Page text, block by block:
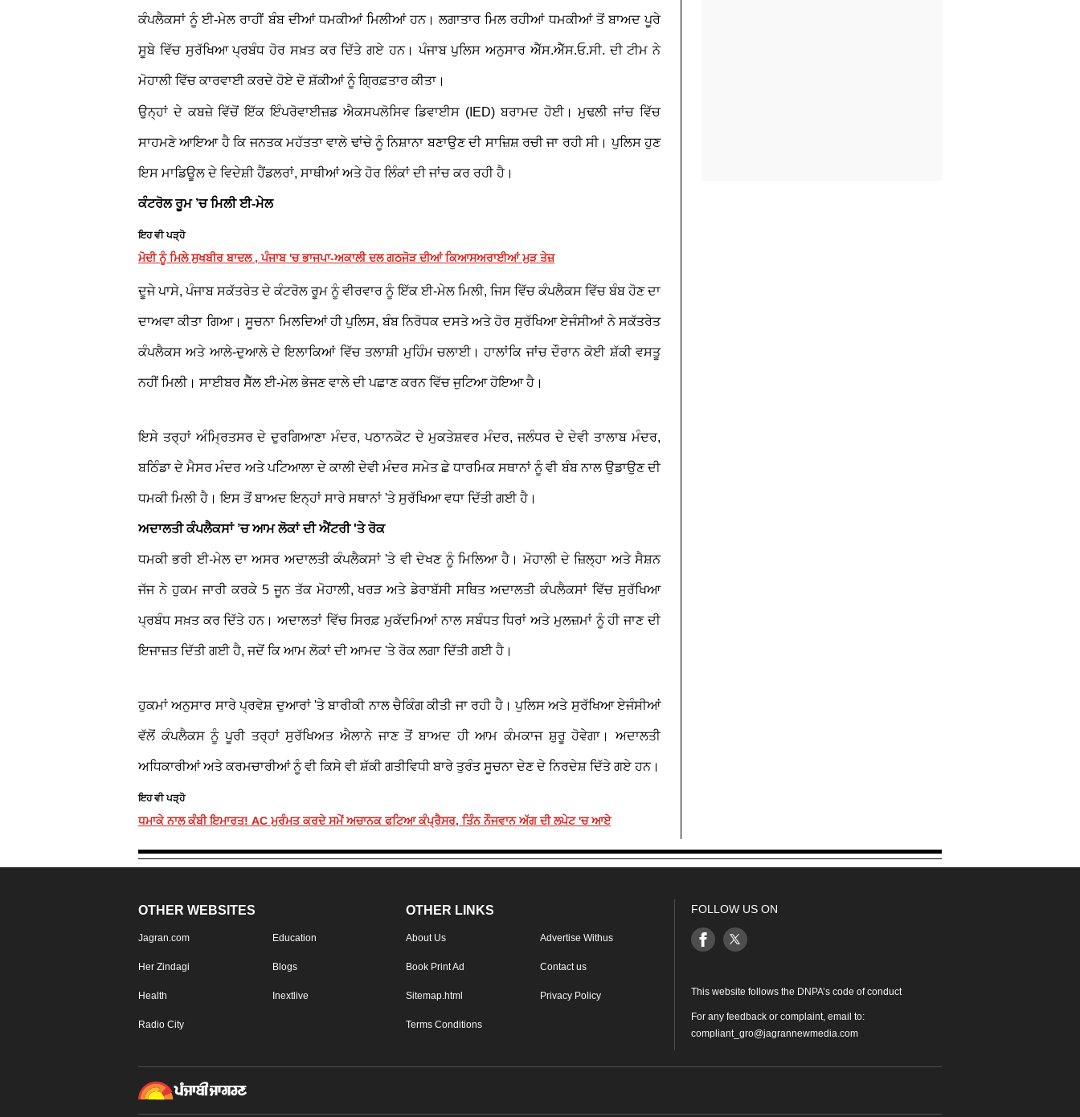
ਕੰਪਲੈਕਸਾਂ ਨੂੰ ਈ-ਮੇਲ ਰਾਹੀਂ ਬੰਬ ਦੀਆਂ ਧਮਕੀਆਂ ਮਿਲੀਆਂ ਹਨ। ਲਗਾਤਾਰ ਮਿਲ ਰਹੀਆਂ ਧਮਕੀਆਂ ਤੋਂ ਬਾਅਦ ਪੂਰੇ
ਸੂਬੇ ਵਿੱਚ ਸੁਰੱਖਿਆ ਪ੍ਰਬੰਧ ਹੋਰ ਸਖ਼ਤ ਕਰ ਦਿੱਤੇ ਗਏ ਹਨ। ਪੰਜਾਬ ਪੁਲਿਸ ਅਨੁਸਾਰ ਐੱਸ.ਐੱਸ.ਓ.ਸੀ. ਦੀ ਟੀਮ ਨੇ
ਮੋਹਾਲੀ ਵਿੱਚ ਕਾਰਵਾਈ ਕਰਦੇ ਹੋਏ ਦੋ ਸ਼ੱਕੀਆਂ ਨੂੰ ਗ੍ਰਿਫ਼ਤਾਰ ਕੀਤਾ।
ਉਨ੍ਹਾਂ ਦੇ ਕਬਜ਼ੇ ਵਿੱਚੋਂ ਇੱਕ ਇੰਪਰੋਵਾਈਜ਼ਡ ਐਕਸਪਲੋਸਿਵ ਡਿਵਾਈਸ (IED) ਬਰਾਮਦ ਹੋਈ। ਮੁਢਲੀ ਜਾਂਚ ਵਿੱਚ
ਸਾਹਮਣੇ ਆਇਆ ਹੈ ਕਿ ਜਨਤਕ ਮਹੱਤਤਾ ਵਾਲੇ ਢਾਂਚੇ ਨੂੰ ਨਿਸ਼ਾਨਾ ਬਣਾਉਣ ਦੀ ਸਾਜ਼ਿਸ਼ ਰਚੀ ਜਾ ਰਹੀ ਸੀ। ਪੁਲਿਸ ਹੁਣ
ਇਸ ਮਾਡਿਊਲ ਦੇ ਵਿਦੇਸ਼ੀ ਹੈਂਡਲਰਾਂ, ਸਾਥੀਆਂ ਅਤੇ ਹੋਰ ਲਿੰਕਾਂ ਦੀ ਜਾਂਚ ਕਰ ਰਹੀ ਹੈ।
ਕੰਟਰੋਲ ਰੂਮ ’ਚ ਮਿਲੀ ਈ-ਮੇਲ
ਇਹ ਵੀ ਪੜ੍ਹੋ
ਮੋਦੀ ਨੂੰ ਮਿਲੇ ਸੁਖਬੀਰ ਬਾਦਲ , ਪੰਜਾਬ 'ਚ ਭਾਜਪਾ-ਅਕਾਲੀ ਦਲ ਗਠਜੋੜ ਦੀਆਂ ਕਿਆਸਅਰਾਈਆਂ ਮੁੜ ਤੇਜ਼
ਦੂਜੇ ਪਾਸੇ, ਪੰਜਾਬ ਸਕੱਤਰੇਤ ਦੇ ਕੰਟਰੋਲ ਰੂਮ ਨੂੰ ਵੀਰਵਾਰ ਨੂੰ ਇੱਕ ਈ-ਮੇਲ ਮਿਲੀ, ਜਿਸ ਵਿੱਚ ਕੰਪਲੈਕਸ ਵਿੱਚ ਬੰਬ ਹੋਣ ਦਾ
ਦਾਅਵਾ ਕੀਤਾ ਗਿਆ। ਸੂਚਨਾ ਮਿਲਦਿਆਂ ਹੀ ਪੁਲਿਸ, ਬੰਬ ਨਿਰੋਧਕ ਦਸਤੇ ਅਤੇ ਹੋਰ ਸੁਰੱਖਿਆ ਏਜੰਸੀਆਂ ਨੇ ਸਕੱਤਰੇਤ
ਕੰਪਲੈਕਸ ਅਤੇ ਆਲੇ-ਦੁਆਲੇ ਦੇ ਇਲਾਕਿਆਂ ਵਿੱਚ ਤਲਾਸ਼ੀ ਮੁਹਿੰਮ ਚਲਾਈ। ਹਾਲਾਂਕਿ ਜਾਂਚ ਦੌਰਾਨ ਕੋਈ ਸ਼ੱਕੀ ਵਸਤੂ
ਨਹੀਂ ਮਿਲੀ। ਸਾਈਬਰ ਸੈੱਲ ਈ-ਮੇਲ ਭੇਜਣ ਵਾਲੇ ਦੀ ਪਛਾਣ ਕਰਨ ਵਿੱਚ ਜੁਟਿਆ ਹੋਇਆ ਹੈ।
ਇਸੇ ਤਰ੍ਹਾਂ ਅੰਮ੍ਰਿਤਸਰ ਦੇ ਦੁਰਗਿਆਣਾ ਮੰਦਰ, ਪਠਾਨਕੋਟ ਦੇ ਮੁਕਤੇਸ਼ਵਰ ਮੰਦਰ, ਜਲੰਧਰ ਦੇ ਦੇਵੀ ਤਾਲਾਬ ਮੰਦਰ,
ਬਠਿੰਡਾ ਦੇ ਮੈਸਰ ਮੰਦਰ ਅਤੇ ਪਟਿਆਲਾ ਦੇ ਕਾਲੀ ਦੇਵੀ ਮੰਦਰ ਸਮੇਤ ਛੇ ਧਾਰਮਿਕ ਸਥਾਨਾਂ ਨੂੰ ਵੀ ਬੰਬ ਨਾਲ ਉਡਾਉਣ ਦੀ
ਧਮਕੀ ਮਿਲੀ ਹੈ। ਇਸ ਤੋਂ ਬਾਅਦ ਇਨ੍ਹਾਂ ਸਾਰੇ ਸਥਾਨਾਂ 'ਤੇ ਸੁਰੱਖਿਆ ਵਧਾ ਦਿੱਤੀ ਗਈ ਹੈ।
ਅਦਾਲਤੀ ਕੰਪਲੈਕਸਾਂ ’ਚ ਆਮ ਲੋਕਾਂ ਦੀ ਐਂਟਰੀ 'ਤੇ ਰੋਕ
ਧਮਕੀ ਭਰੀ ਈ-ਮੇਲ ਦਾ ਅਸਰ ਅਦਾਲਤੀ ਕੰਪਲੈਕਸਾਂ 'ਤੇ ਵੀ ਦੇਖਣ ਨੂੰ ਮਿਲਿਆ ਹੈ। ਮੋਹਾਲੀ ਦੇ ਜ਼ਿਲ੍ਹਾ ਅਤੇ ਸੈਸ਼ਨ
ਜੱਜ ਨੇ ਹੁਕਮ ਜਾਰੀ ਕਰਕੇ 5 ਜੂਨ ਤੱਕ ਮੋਹਾਲੀ, ਖਰੜ ਅਤੇ ਡੇਰਾਬੱਸੀ ਸਥਿਤ ਅਦਾਲਤੀ ਕੰਪਲੈਕਸਾਂ ਵਿੱਚ ਸੁਰੱਖਿਆ
ਪ੍ਰਬੰਧ ਸਖ਼ਤ ਕਰ ਦਿੱਤੇ ਹਨ। ਅਦਾਲਤਾਂ ਵਿੱਚ ਸਿਰਫ਼ ਮੁਕੱਦਮਿਆਂ ਨਾਲ ਸਬੰਧਤ ਧਿਰਾਂ ਅਤੇ ਮੁਲਜ਼ਮਾਂ ਨੂੰ ਹੀ ਜਾਣ ਦੀ
ਇਜਾਜ਼ਤ ਦਿੱਤੀ ਗਈ ਹੈ, ਜਦੋਂ ਕਿ ਆਮ ਲੋਕਾਂ ਦੀ ਆਮਦ 'ਤੇ ਰੋਕ ਲਗਾ ਦਿੱਤੀ ਗਈ ਹੈ।
ਹੁਕਮਾਂ ਅਨੁਸਾਰ ਸਾਰੇ ਪ੍ਰਵੇਸ਼ ਦੁਆਰਾਂ 'ਤੇ ਬਾਰੀਕੀ ਨਾਲ ਚੈਕਿੰਗ ਕੀਤੀ ਜਾ ਰਹੀ ਹੈ। ਪੁਲਿਸ ਅਤੇ ਸੁਰੱਖਿਆ ਏਜੰਸੀਆਂ
ਵੱਲੋਂ ਕੰਪਲੈਕਸ ਨੂੰ ਪੂਰੀ ਤਰ੍ਹਾਂ ਸੁਰੱਖਿਅਤ ਐਲਾਨੇ ਜਾਣ ਤੋਂ ਬਾਅਦ ਹੀ ਆਮ ਕੰਮਕਾਜ ਸ਼ੁਰੂ ਹੋਵੇਗਾ। ਅਦਾਲਤੀ
ਅਧਿਕਾਰੀਆਂ ਅਤੇ ਕਰਮਚਾਰੀਆਂ ਨੂੰ ਵੀ ਕਿਸੇ ਵੀ ਸ਼ੱਕੀ ਗਤੀਵਿਧੀ ਬਾਰੇ ਤੁਰੰਤ ਸੂਚਨਾ ਦੇਣ ਦੇ ਨਿਰਦੇਸ਼ ਦਿੱਤੇ ਗਏ ਹਨ।
ਇਹ ਵੀ ਪੜ੍ਹੋ
ਧਮਾਕੇ ਨਾਲ ਕੰਬੀ ਇਮਾਰਤ! AC ਮੁਰੰਮਤ ਕਰਦੇ ਸਮੇਂ ਅਚਾਨਕ ਫਟਿਆ ਕੰਪ੍ਰੈਸਰ, ਤਿੰਨ ਨੌਜਵਾਨ ਅੱਗ ਦੀ ਲਪੇਟ 'ਚ ਆਏ
OTHER WEBSITES
Jagran.com Education
Her Zindagi Blogs
Health Inextlive
Radio City
OTHER LINKS
About Us Advertise Withus
Book Print Ad Contact us
Sitemap.html Privacy Policy
Terms Conditions
FOLLOW US ON
This website follows the DNPA’s code of conduct
For any feedback or complaint, email to:
compliant_gro@jagrannewmedia.com